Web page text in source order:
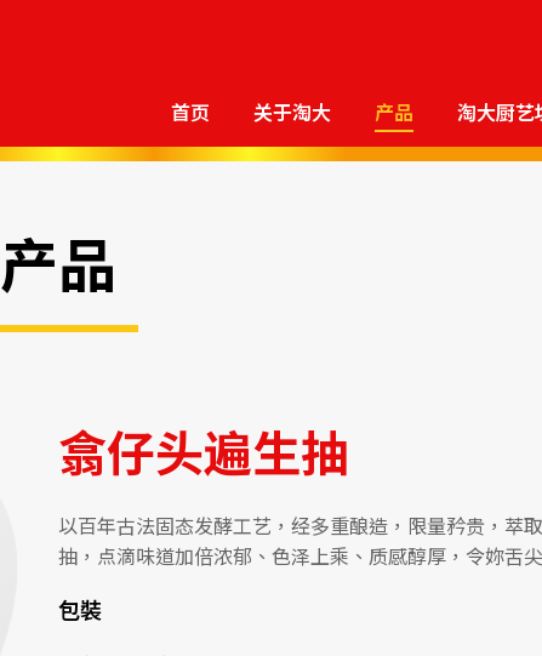
首页 关于淘大 产品 淘大厨艺
产品
翕仔头遍生抽
以百年古法固态发酵工艺，经多重酿造，限量矜贵，萃
抽，点滴味道加倍浓郁、色泽上乘、质感醇厚，令妳舌
包裝